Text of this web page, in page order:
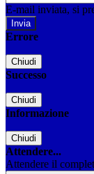
E-mail inviata, si
Errore
Chiudi
Successo
Chiudi
Informazione
Chiudi
Attendere...
Attendere il